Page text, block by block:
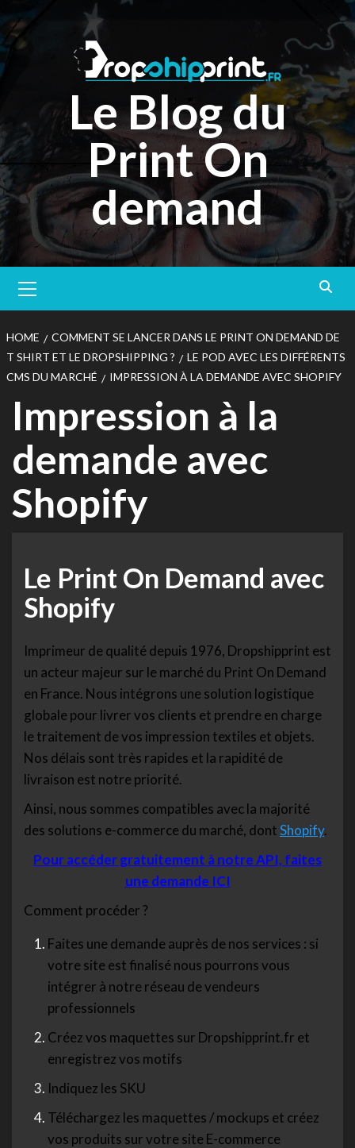
content
Le Blog du
Print On
demand
Menu
HOME
COMMENT SE LANCER DANS LE PRINT ON DEMAND DE
T SHIRT ET LE DROPSHIPPING ?
LE POD AVEC LES DIFFÉRENTS
CMS DU MARCHÉ
IMPRESSION À LA DEMANDE AVEC SHOPIFY
Impression à la
demande avec
Shopify
Le Print On Demand avec
Shopify
Imprimeur de qualité depuis 1976, Dropshipprint est
un acteur majeur sur le marché du Print On Demand
en France. Nous intégrons une solution logistique
globale pour livrer vos clients et prendre en charge
le traitement de vos impression textiles et objets.
Nos délais sont très rapides et la rapidité de
livraison est notre priorité.
Ainsi, nous sommes compatibles avec la majorité
des solutions e-commerce du marché, dontShopify.
Pour accéder gratuitement à notre API, faites
une demande ICI
Comment procéder ?
Faites une demande auprès de nos services : si
votre site est finalisé nous pourrons vous
intégrer à notre réseau de vendeurs
professionnels
Créez vos maquettes sur Dropshipprint.fr et
enregistrez vos motifs
Indiquez les SKU
Téléchargez les maquettes / mockups et créez
vos produits sur votre site E-commerce